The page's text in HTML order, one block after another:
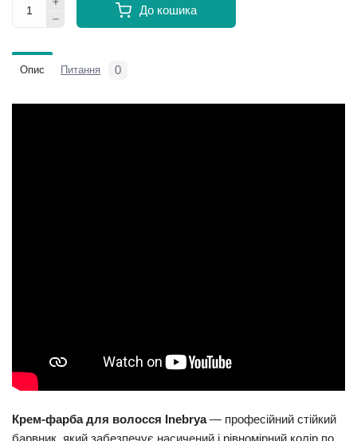
До кошика
Опис Питання 0
Крем-фарба для волосся Inebrya— професійний стійкий
барвник, який забезпечує насичений і рівномірний колір по